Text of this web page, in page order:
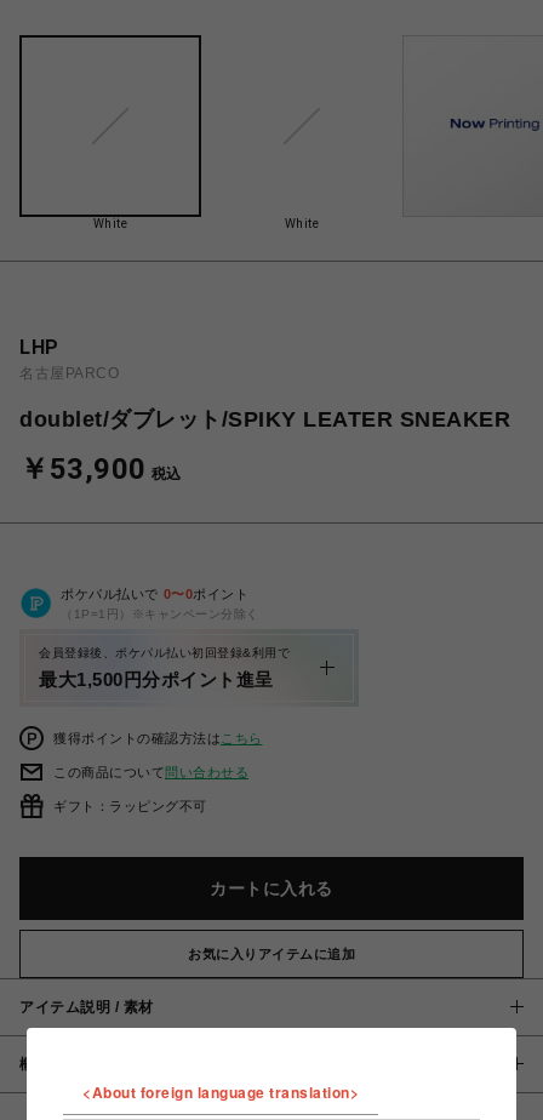
White White
LHP
名古屋PARCO
doublet/ダブレット/SPIKY LEATER SNEAKER
￥53,900 税込
ポケパル払いで 0〜0ポイント
（1P=1円）※キャンペーン分除く
会員登録後、ポケパル払い初回登録&利用で
最大1,500円分ポイント進呈
獲得ポイントの確認方法は こちら
この商品について問い合わせる
ギフト：ラッピング不可
カートに入れる
お気に入りアイテムに追加
アイテム説明 / 素材
概要
<About foreign language translation>